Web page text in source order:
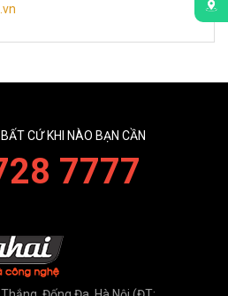
CỨ KHI NÀO BẠN CẦN
7777